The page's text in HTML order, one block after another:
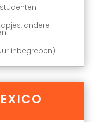
andere
inbegrepen)